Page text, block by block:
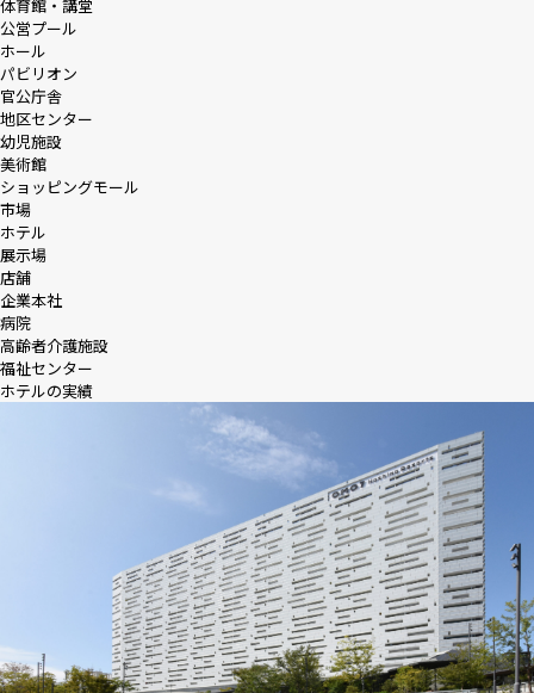
体育館・講堂
公営プール
ホール
パビリオン
官公庁舎
地区センター
幼児施設
美術館
ショッピングモール
市場
ホテル
展示場
店舗
企業本社
病院
高齢者介護施設
福祉センター
ホテルの実績